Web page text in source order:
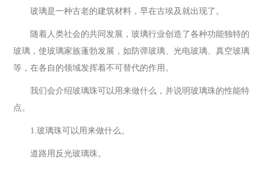
玻璃是一种古老的建筑材料，早在古埃及就出现了。
随着人类社会的共同发展，玻璃行业创造了各种功能独特的
玻璃，使玻璃家族蓬勃发展，如防弹玻璃、光电玻璃、真空玻璃
等，在各自的领域发挥着不可替代的作用。
我们会介绍玻璃珠可以用来做什么，并说明玻璃珠的性能特
点。
1.玻璃珠可以用来做什么。
道路用反光玻璃珠。